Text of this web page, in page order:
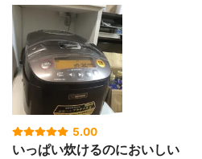
5.00
いっぱい炊けるのにおいしい